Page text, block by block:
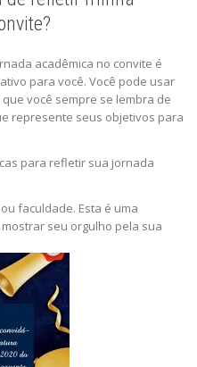
acadêmica no convite é
para você. Você pode usar
você sempre se lembra de
represente seus objetivos para
para refletir sua jornada
faculdade. Esta é uma
seu orgulho pela sua